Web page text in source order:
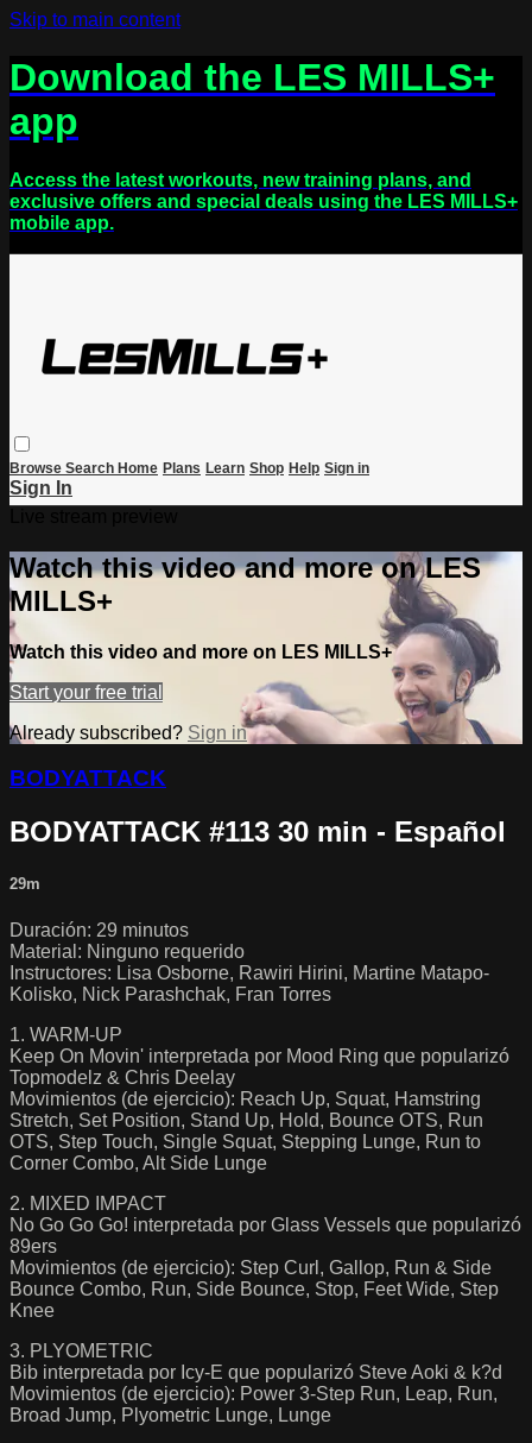
Skip to main content
Download the LES MILLS+
app
Access the latest workouts, new training plans, and
exclusive offers and special deals using the LES MILLS+
mobile app.
Browse Search Home Plans Learn Shop Help Sign in
Sign In
Watch this video and more on LES
MILLS+
Watch this video and more on LES MILLS+
Start your free trial
Already subscribed? Sign in
BODYATTACK
BODYATTACK #113 30 min - Español
29m
Duración: 29 minutos
Material: Ninguno requerido
Instructores: Lisa Osborne, Rawiri Hirini, Martine Matapo-
Kolisko, Nick Parashchak, Fran Torres
1. WARM-UP
Keep On Movin' interpretada por Mood Ring que popularizó
Topmodelz & Chris Deelay
Movimientos (de ejercicio): Reach Up, Squat, Hamstring
Stretch, Set Position, Stand Up, Hold, Bounce OTS, Run
OTS, Step Touch, Single Squat, Stepping Lunge, Run to
Corner Combo, Alt Side Lunge
2. MIXED IMPACT
No Go Go Go! interpretada por Glass Vessels que popularizó
89ers
Movimientos (de ejercicio): Step Curl, Gallop, Run & Side
Bounce Combo, Run, Side Bounce, Stop, Feet Wide, Step
Knee
3. PLYOMETRIC
Bib interpretada por Icy-E que popularizó Steve Aoki & k?d
Movimientos (de ejercicio): Power 3-Step Run, Leap, Run,
Broad Jump, Plyometric Lunge, Lunge